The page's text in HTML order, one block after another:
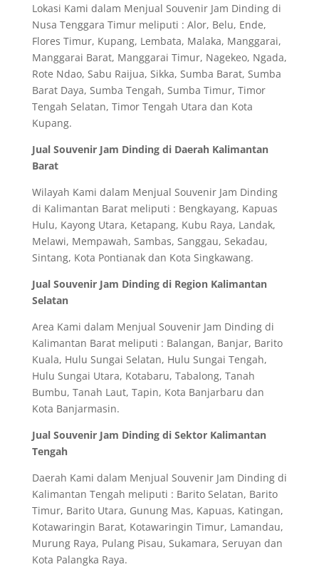
Lokasi Kami dalam Menjual Souvenir Jam Dinding di
Nusa Tenggara Timur meliputi : Alor, Belu, Ende,
Flores Timur, Kupang, Lembata, Malaka, Manggarai,
Manggarai Barat, Manggarai Timur, Nagekeo, Ngada,
Rote Ndao, Sabu Raijua, Sikka, Sumba Barat, Sumba
Barat Daya, Sumba Tengah, Sumba Timur, Timor
Tengah Selatan, Timor Tengah Utara dan Kota
Kupang.
Jual Souvenir Jam Dinding di Daerah Kalimantan
Barat
Wilayah Kami dalam Menjual Souvenir Jam Dinding
di Kalimantan Barat meliputi : Bengkayang, Kapuas
Hulu, Kayong Utara, Ketapang, Kubu Raya, Landak,
Melawi, Mempawah, Sambas, Sanggau, Sekadau,
Sintang, Kota Pontianak dan Kota Singkawang.
Jual Souvenir Jam Dinding di Region Kalimantan
Selatan
Area Kami dalam Menjual Souvenir Jam Dinding di
Kalimantan Barat meliputi : Balangan, Banjar, Barito
Kuala, Hulu Sungai Selatan, Hulu Sungai Tengah,
Hulu Sungai Utara, Kotabaru, Tabalong, Tanah
Bumbu, Tanah Laut, Tapin, Kota Banjarbaru dan
Kota Banjarmasin.
Jual Souvenir Jam Dinding di Sektor Kalimantan
Tengah
Daerah Kami dalam Menjual Souvenir Jam Dinding di
Kalimantan Tengah meliputi : Barito Selatan, Barito
Timur, Barito Utara, Gunung Mas, Kapuas, Katingan,
Kotawaringin Barat, Kotawaringin Timur, Lamandau,
Murung Raya, Pulang Pisau, Sukamara, Seruyan dan
Kota Palangka Raya.